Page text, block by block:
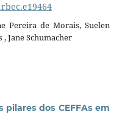
Pereira de Morais, Suelen
, Jane Schumacher
dos CEFFAs em